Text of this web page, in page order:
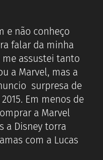
e não conheço
falar da minha
assustei tanto
a Marvel, mas a
surpresa de
Em menos de
a Marvel
a Disney torra
com a Lucas